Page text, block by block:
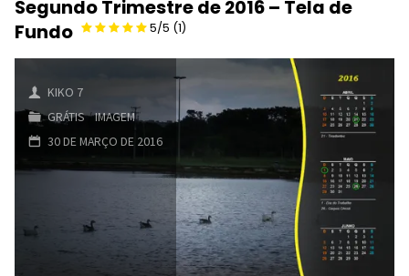
de
Tela
Segundo Trimestre de 2016 – Tela de
Fundo
5/5 (1)
KIKO 7
GRÁTIS/IMAGEM
30 DE MARÇO DE 2016